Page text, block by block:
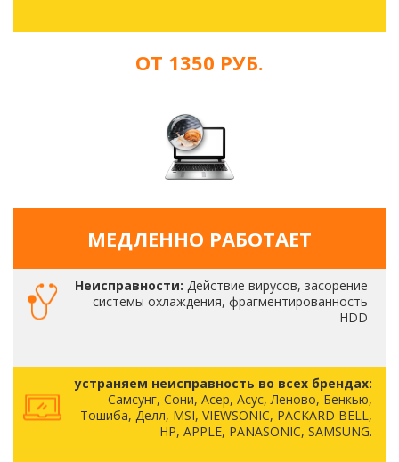
ОТ 1350 РУБ.
МЕДЛЕННО РАБОТАЕТ
Неисправности: Действие вирусов, засорение
системы охлаждения, фрагментированность
HDD
устраняем неисправность во всех брендах:
Самсунг, Сони, Асер, Асус, Леново, Бенкью,
Тошиба, Делл, MSI, VIEWSONIC, PACKARD BELL,
HP, APPLE, PANASONIC, SAMSUNG.